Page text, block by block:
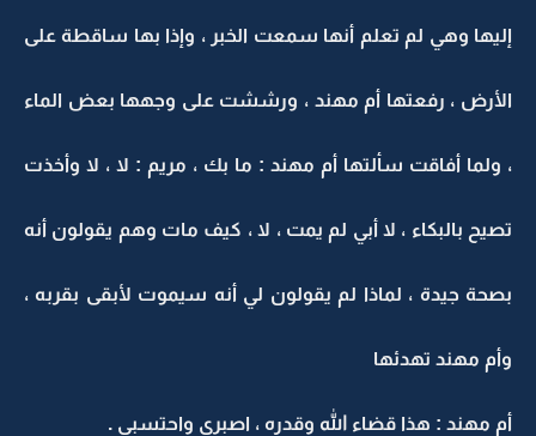
إليها وهي لم تعلم أنها سمعت الخبر ، وإذا بها ساقطة على
الأرض ، رفعتها أم مهند ، ورششت على وجهها بعض الماء
، ولما أفاقت سألتها أم مهند : ما بك ، مريم : لا ، لا وأخذت
تصيح بالبكاء ، لا أبي لم يمت ، لا ، كيف مات وهم يقولون أنه
بصحة جيدة ، لماذا لم يقولون لي أنه سيموت لأبقى بقربه ،
وأم مهند تهدئها
أم مهند : هذا قضاء الله وقدره ، اصبري واحتسبي .